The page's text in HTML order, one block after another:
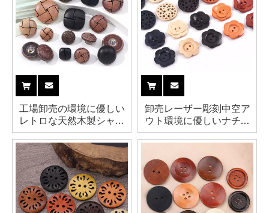
工場卸売の環境に優しい
レトロな天然木製シャン
クボタン（金属製の背面
が付いている衣類用）
卸売レーザー彫刻中空ア
ウト環境に優しいナチュ
ラル 2 穴木製ボタン服用